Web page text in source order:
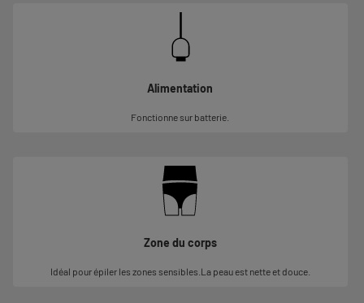
Alimentation
Fonctionne sur batterie.
Zone du corps
Idéal pour épiler les zones sensibles.La peau est nette et douce.